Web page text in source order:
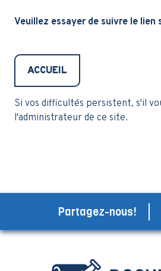
Veuillez essayer de suivre le lien
ACCUEIL
Si vos difficultés persistent, s'il
l'administrateur de ce site.
Partagez-nous!